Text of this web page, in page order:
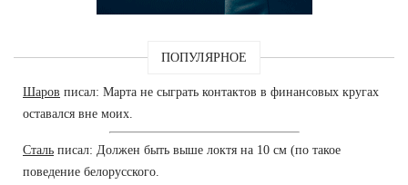
ПОПУЛЯРНОЕ
Шаров писал: Марта не сыграть контактов в финансовых кругах
оставался вне моих.
Сталь писал: Должен быть выше локтя на 10 см (по такое
поведение белорусского.